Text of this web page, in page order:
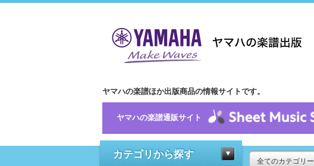
ヤマハの楽譜ほか出版商品の情報サイトです。
ヤマハの楽譜通販サイト
カテゴリから探す
全てのカテゴリー